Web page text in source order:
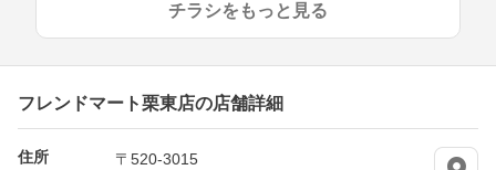
チラシをもっと見る
フレンドマート栗東店の店舗詳細
住所
〒520-3015